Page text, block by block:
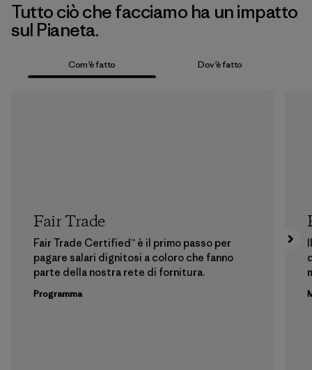
Tutto ciò che facciamo ha un impatto
sul Pianeta.
Com’è fatto Dov’è fatto
Fair Trade
Fair Trade Certified™ è il primo passo per
pagare salari dignitosi a coloro che fanno
parte della nostra rete di fornitura.
Programma